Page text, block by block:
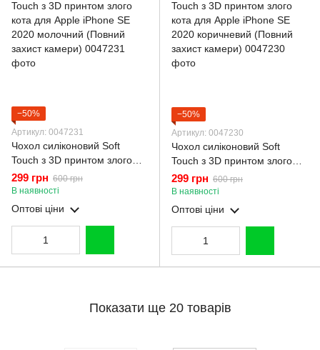
−50%
Артикул: 0047231
Чохол силіконовий Soft
Touch з 3D принтом злого
кота для Apple iPhone SE
2020 молочний (Повний
захист камери)
299 грн 600 грн
В наявності
Оптові ціни
−50%
Артикул: 0047230
Чохол силіконовий Soft
Touch з 3D принтом злого
кота для Apple iPhone SE
2020 коричневий (Повний
захист камери)
299 грн 600 грн
В наявності
Оптові ціни
Показати ще 20 товарів